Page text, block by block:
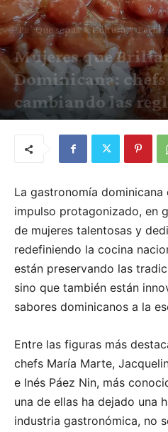
Pa`Que sepas Cultura
Mujeres que
Dominicana:
cambiando las
La gastronomía
impulso protagonizado, en
de mujeres talentosas y
redefiniendo la cocina
están preservando las
sino que también están
sabores dominicanos a la
Entre las figuras más
chefs María Marte,
e Inés Páez Nin, más
una de ellas ha dejado una
industria gastronómica, no